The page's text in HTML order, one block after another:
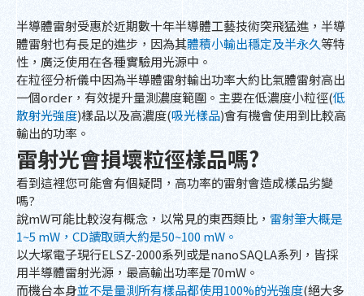
半導體雷射受惠於近期數十年半導體工藝技術突飛猛進，半導
體雷射也有長足的進步，因為其體積小輸出穩定及半永久等特
性，廣泛使用在各種實驗用光源中。
在粒徑分析儀中因為半導體雷射輸出功率大約比氣體雷射高出
一個order，有效提升量測濃度範圍。主要在低濃度小粒徑(低
散射光強度)樣品以及高濃度(吸光樣品)會有機會使用到比較高
輸出的功率。
雷射光會損壞粒徑樣品嗎?
看到這裡您可能會有個疑問，高功率的雷射會造成樣品劣變
嗎?
說mW可能比較沒有概念，以常見的東西類比， 雷射筆大概是
1~5 mW，CD讀取頭大約是50~100 mW。
以大塚電子現行ELSZ-2000系列或是nanoSAQLA系列，皆採
用半導體雷射光源，最高輸出功率是70mW。
而機台本身並不是量測所有樣品都使用100%的光強度(絕大多